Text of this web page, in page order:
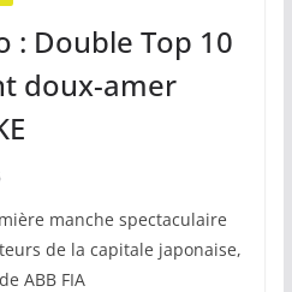
: Double Top 10
doux-amer
manche spectaculaire
de la capitale japonaise,
ABB FIA